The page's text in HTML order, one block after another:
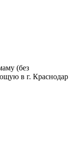
(без
в г. Краснодар